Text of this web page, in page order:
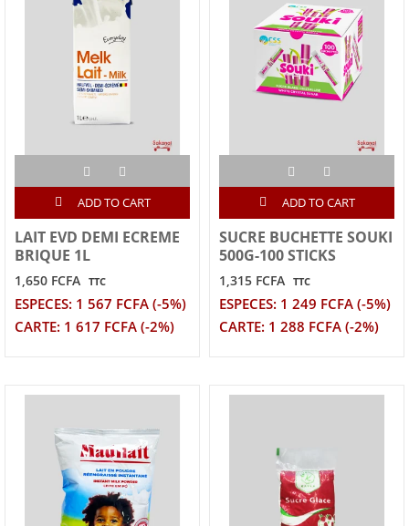
ADD TO CART
LAIT EVD DEMI ECREME
BRIQUE 1L
1,650 FCFA TTC
ESPECES: 1 567 FCFA (-5%)
CARTE: 1 617 FCFA (-2%)
ADD TO CART
SUCRE BUCHETTE SOUKI
500G-100 STICKS
1,315 FCFA TTC
ESPECES: 1 249 FCFA (-5%)
CARTE: 1 288 FCFA (-2%)